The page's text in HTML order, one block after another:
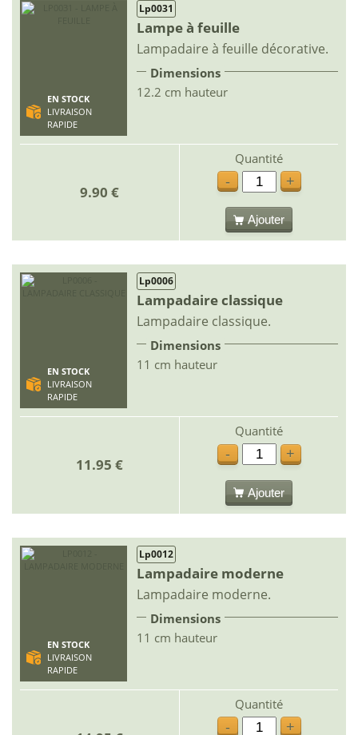
EN STOCK
LIVRAISON
RAPIDE
Lp0031
Lampe à feuille
Lampadaire à feuille décorative.
Dimensions
12.2 cm hauteur
9.90 €
Quantité
-
+
Ajouter
EN STOCK
LIVRAISON
RAPIDE
Lp0006
Lampadaire classique
Lampadaire classique.
Dimensions
11 cm hauteur
11.95 €
Quantité
-
+
Ajouter
EN STOCK
LIVRAISON
RAPIDE
Lp0012
Lampadaire moderne
Lampadaire moderne.
Dimensions
11 cm hauteur
Quantité
-
+